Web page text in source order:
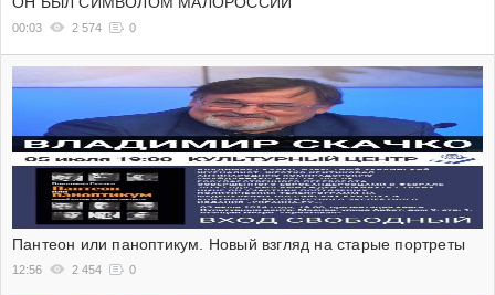
00:03 2 574 0
Пантеон или паноптикум. Новый взгляд на старые портреты
12:56 2 454 0